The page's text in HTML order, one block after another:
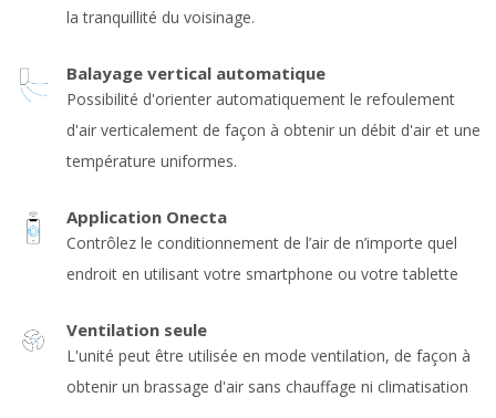
la tranquillité du voisinage.
Balayage vertical automatique
Possibilité d'orienter automatiquement le refoulement
d'air verticalement de façon à obtenir un débit d'air et une
température uniformes.
Application Onecta
Contrôlez le conditionnement de l’air de n’importe quel
endroit en utilisant votre smartphone ou votre tablette
Ventilation seule
L'unité peut être utilisée en mode ventilation, de façon à
obtenir un brassage d'air sans chauffage ni climatisation